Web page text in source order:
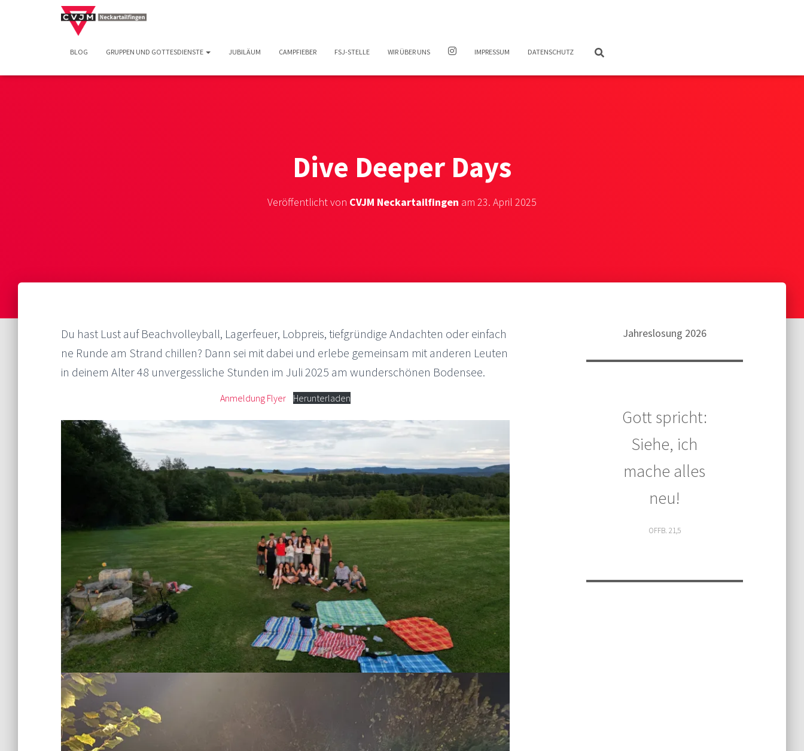
BLOG GRUPPEN UND GOTTESDIENSTE JUBILÄUM CAMPFIEBER FSJ-STELLE WIR ÜBER UNS IMPRESSUM DATENSCHUTZ
Dive Deeper Days
Veröffentlicht von CVJM Neckartailfingen am 23. April 2025
Du hast Lust auf Beachvolleyball, Lagerfeuer, Lobpreis, tiefgründige Andachten oder einfach
ne Runde am Strand chillen? Dann sei mit dabei und erlebe gemeinsam mit anderen Leuten
in deinem Alter 48 unvergessliche Stunden im Juli 2025 am wunderschönen Bodensee.
Anmeldung Flyer Herunterladen
Jahreslosung 2026
Gott spricht:
Siehe, ich
mache alles
neu!
OFFB. 21,5